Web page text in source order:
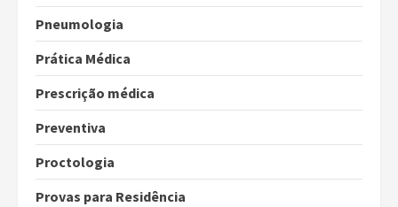
Pneumologia
Prática Médica
Prescrição médica
Preventiva
Proctologia
Provas para Residência